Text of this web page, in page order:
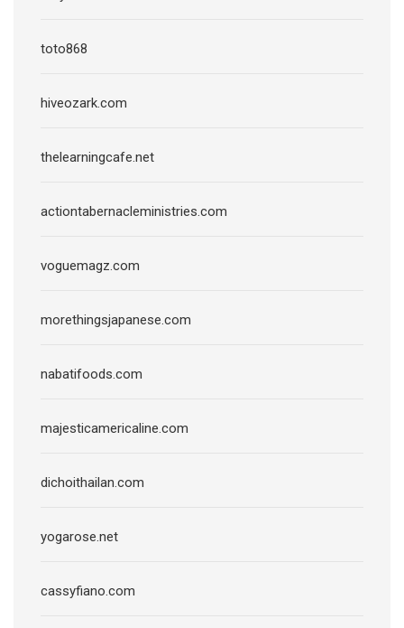
toto868
hiveozark.com
thelearningcafe.net
actiontabernacleministries.com
voguemagz.com
morethingsjapanese.com
nabatifoods.com
majesticamericaline.com
dichoithailan.com
yogarose.net
cassyfiano.com